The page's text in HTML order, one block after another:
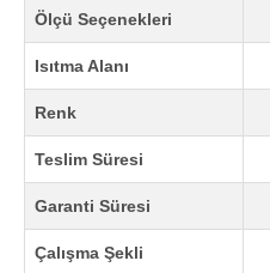
Ölçü Seçenekleri
Isıtma Alanı
Renk
Teslim Süresi
Garanti Süresi
Çalışma Şekli